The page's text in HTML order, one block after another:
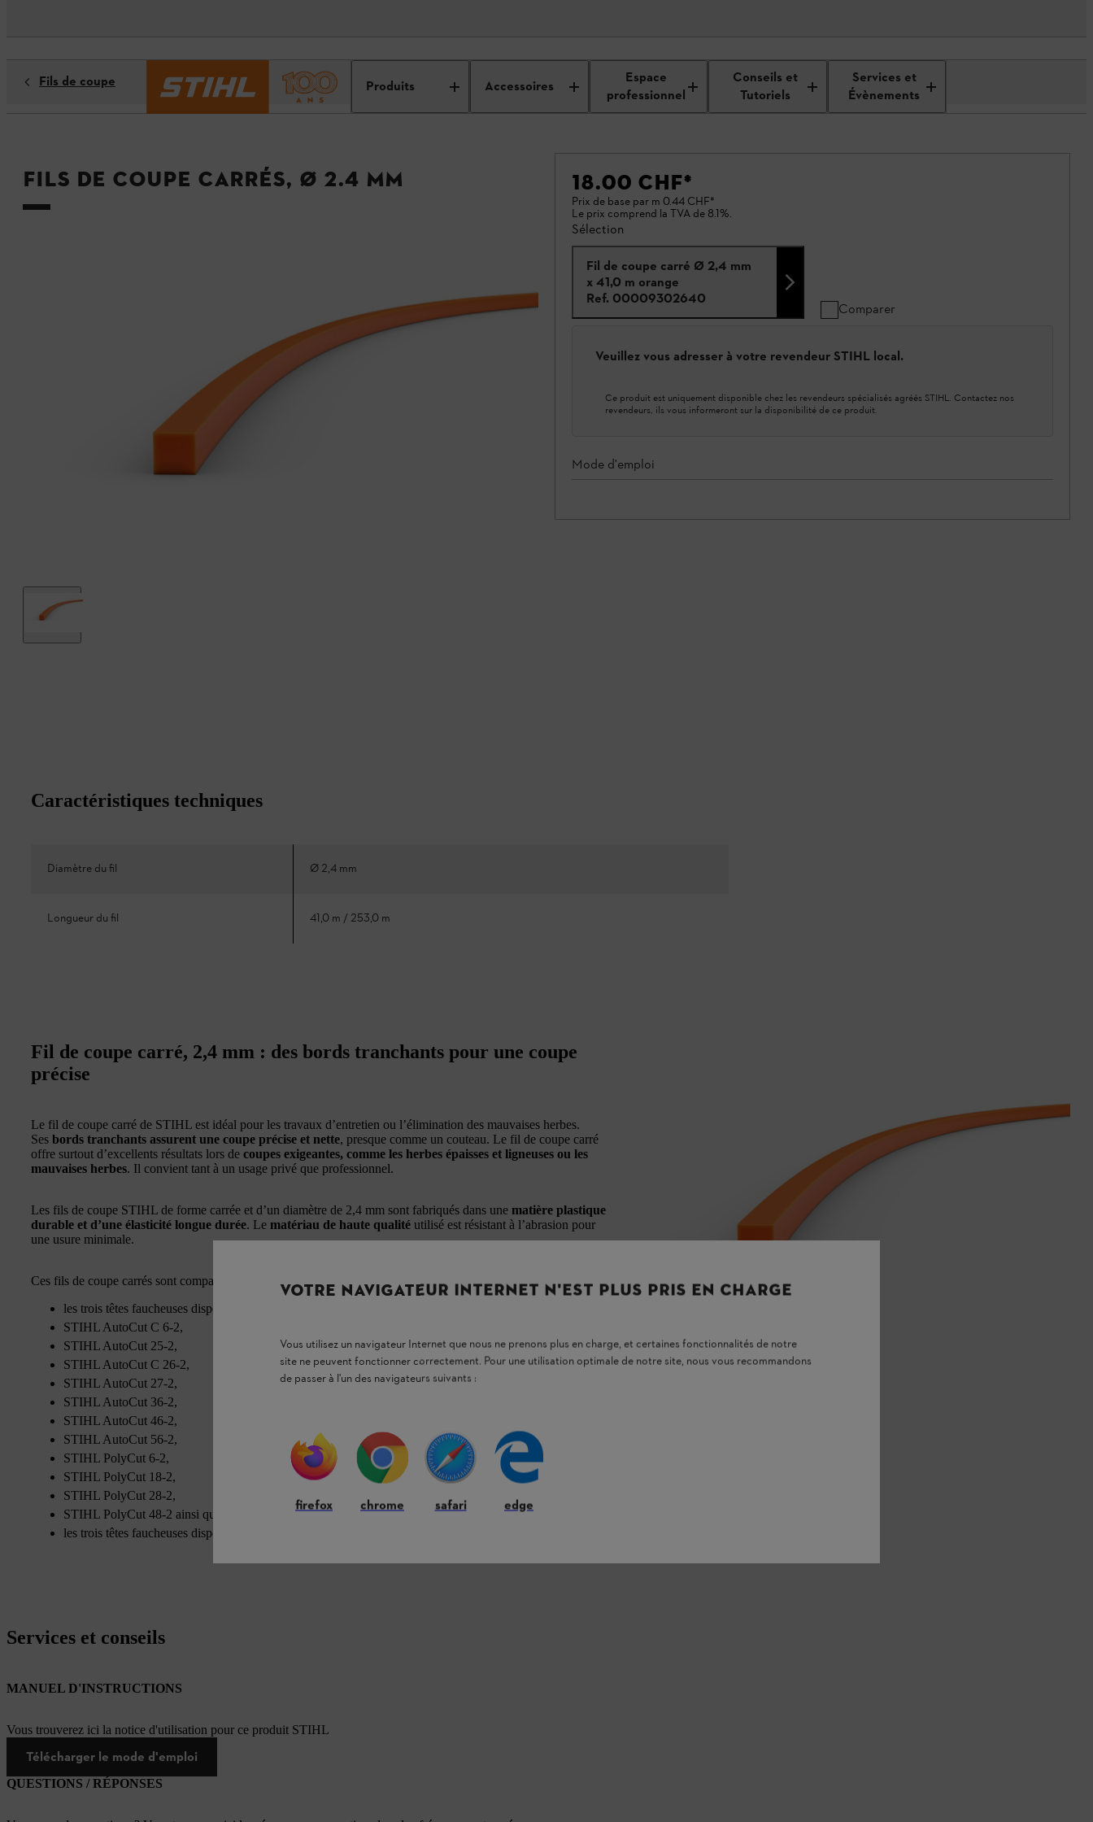
Produits Accessoires
Espace
professionnel
Conseils et
Tutoriels
Services et
Évènements
Fils de coupe
Fils de coupe carrés, Ø 2.4 mm 18.00 CHF*
Prix de base par m 0.44 CHF*
Le prix comprend la TVA de 8.1%.
Sélection
Fil de coupe carré Ø 2,4 mm
x 41,0 m orange
Ref. 00009302640
Comparer
Veuillez vous adresser à votre revendeur STIHL local.
Ce produit est uniquement disponible chez les revendeurs spécialisés agréés STIHL. Contactez nos
revendeurs, ils vous informeront sur la disponibilité de ce produit.
Mode d'emploi
Caractéristiques techniques
Diamètre du fil Ø 2,4 mm
Longueur du fil 41,0 m / 253,0 m
Fil de coupe carré, 2,4 mm : des bords tranchants pour une coupe
précise
Le fil de coupe carré de STIHL est idéal pour les travaux d’entretien ou l’élimination des mauvaises herbes.
Ses bords tranchants assurent une coupe précise et nette, presque comme un couteau. Le fil de coupe carré
offre surtout d’excellents résultats lors de coupes exigeantes, comme les herbes épaisses et ligneuses ou les
mauvaises herbes. Il convient tant à un usage privé que professionnel.
Les fils de coupe STIHL de forme carrée et d’un diamètre de 2,4 mm sont fabriqués dans une matière plastique
durable et d’une élasticité longue durée. Le matériau de haute qualité utilisé est résistant à l’abrasion pour
une usure minimale.
Ces fils de coupe carrés sont compatibles avec les
STIHL suivantes :
les trois têtes faucheuses disponibles STIHL TrimCut,
STIHL AutoCut C 6-2,
STIHL AutoCut 25-2,
STIHL AutoCut C 26-2,
STIHL AutoCut 27-2,
STIHL AutoCut 36-2,
STIHL AutoCut 46-2,
STIHL AutoCut 56-2,
STIHL PolyCut 6-2,
STIHL PolyCut 18-2,
STIHL PolyCut 28-2,
STIHL PolyCut 48-2 ainsi que
les trois têtes faucheuses disponibles STIHL DuroCut.
Services et conseils
MANUEL D'INSTRUCTIONS
Vous trouverez ici la notice d'utilisation pour ce produit STIHL
Télécharger le mode d'emploi
QUESTIONS / RÉPONSES
VOTRE NAVIGATEUR INTERNET N'EST PLUS PRIS EN CHARGE
Vous utilisez un navigateur Internet que nous ne prenons plus en charge, et certaines fonctionnalités de notre
site ne peuvent fonctionner correctement. Pour une utilisation optimale de notre site, nous vous recommandons
de passer à l'un des navigateurs suivants :
firefox chrome safari edge